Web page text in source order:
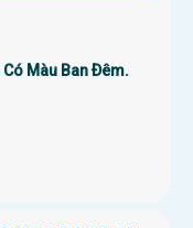
Màu Ban Ðêm.